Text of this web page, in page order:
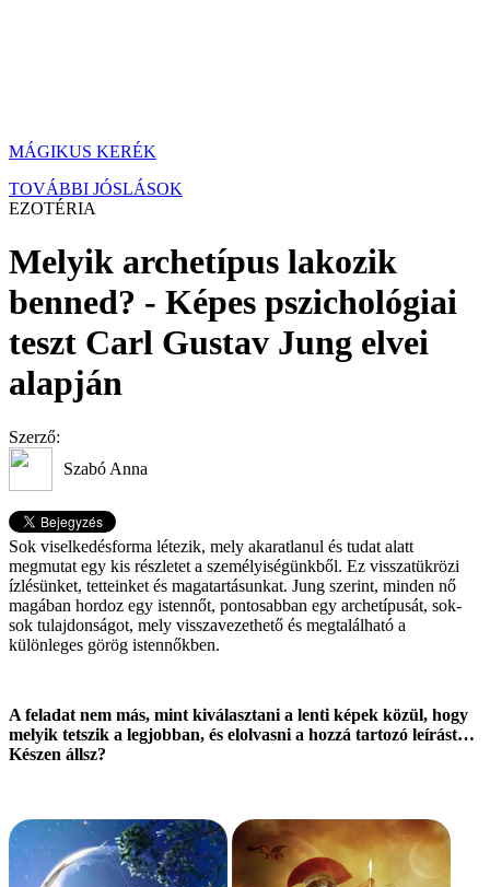
MÁGIKUS KERÉK
TOVÁBBI JÓSLÁSOK
EZOTÉRIA
Melyik archetípus lakozik
benned? - Képes pszichológiai
teszt Carl Gustav Jung elvei
alapján
Szerző:
Szabó Anna
Sok viselkedésforma létezik, mely akaratlanul és tudat alatt
megmutat egy kis részletet a személyiségünkből. Ez visszatükrözi
ízlésünket, tetteinket és magatartásunkat. Jung szerint, minden nő
magában hordoz egy istennőt, pontosabban egy archetípusát, sok-
sok tulajdonságot, mely visszavezethető és megtalálható a
különleges görög istennőkben.
A feladat nem más, mint kiválasztani a lenti képek közül, hogy
melyik tetszik a legjobban, és elolvasni a hozzá tartozó leírást…
Készen állsz?